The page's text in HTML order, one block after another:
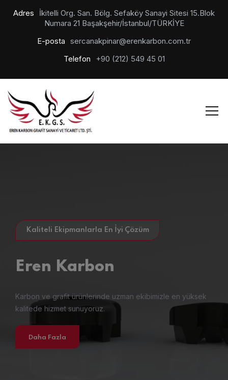
Adres
İkitelli Org. San. Bölg. Sefaköy Sanayi Sitesi 15.Blok
Numara 21 Başakşehir/İstanbul/TÜRKİYE
E-posta sercanakpinar@erenkarbon.com.tr
Telefon
+90 (212) 549 45 01
Kaliteli Ekipmanlarla En İyi Çözüm
Eren Karbon
Karbon ve grafit ürünlerinde uzman ekibimizle en yüksek
kalitede hizmet sunuyoruz.
Daha Fazla